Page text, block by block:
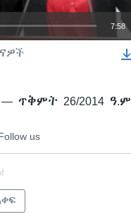
7:58
— ጥቅምት 26/2014 ዓ.ም
us